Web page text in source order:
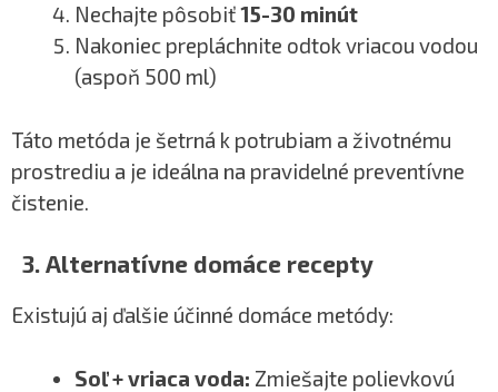
Nechajte pôsobiť15-30 minút
Nakoniec prepláchnite odtok vriacou vodou
(aspoň 500 ml)
Táto metóda je šetrná k potrubiam a životnému
prostrediu a je ideálna na pravidelné preventívne
čistenie.
3. Alternatívne domáce recepty
Existujú aj ďalšie účinné domáce metódy:
Soľ + vriaca voda: Zmiešajte polievkovú